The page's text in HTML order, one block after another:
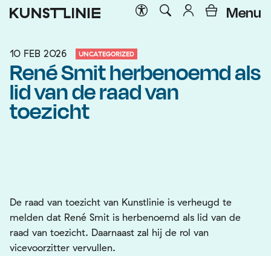
Menu
10 FEB 2026 UNCATEGORIZED
René Smit herbenoemd als
lid van de raad van
toezicht
De raad van toezicht van Kunstlinie is verheugd te
melden dat René Smit is herbenoemd als lid van de
raad van toezicht. Daarnaast zal hij de rol van
vicevoorzitter vervullen.